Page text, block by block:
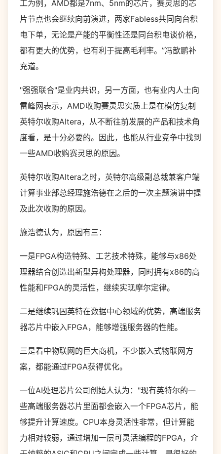
工为例，AMD都是7nm、5nm的芯片，赛灵思的芯
片节点也会继续向前演进，两家Fabless共同向台积
电下单，无论是产能的平衡性还是同台积电谈价格，
都有更大的优势，也有利于提高毛利率。”冯歆鹏补
充道。
"强强联合"是业内共识，另一方面，也有业内人士向
雷峰网表示，AMD收购赛灵思实质上是在模仿复制
英特尔收购Altera，从不断往前发展的产品和技术角
度看，是十分必要的。因此，也能从行业竞争中找到
一些AMD收购赛灵思的原因。
英特尔收购Altera之时，英特尔高级副总裁兼客户端
计算事业部总经理施浩德在之后的一次主题演讲中提
及此次收购的原因。
施浩德认为，原因有三：
一是FPGA构造特殊、工艺技术特殊，能够与x86处
理器结合创造出新型异构处理器，同时拥有x86的高
性能和FPGA的灵活性，继续实现摩尔定律。
二是继续巩固英特在数据中心领域的优势，高端服务
器芯片中嵌入FPGA，能够增强服务器的性能。
三是看中物联网的巨大商机，不少嵌入式物联网方
案，都能通过FPGA获得优化。
一位AI处理芯片公司创始人认为："现有英特尔的一
些高端服务器芯片里面都会嵌入一个FPGA芯片，能
够提升计算速度。CPU本身灵活性非常，但计算能
力相对较弱，通过增加一层可灵活编程的FPGA，介